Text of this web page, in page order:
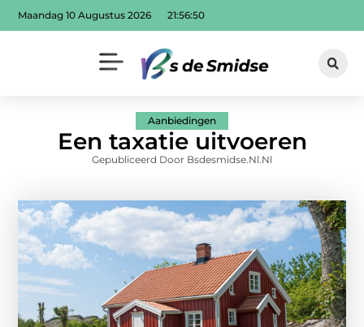
Maandag 10 Augustus 2026 21:56:52
Aanbiedingen
Een taxatie uitvoeren
Gepubliceerd Door Bsdesmidse.nl.nl